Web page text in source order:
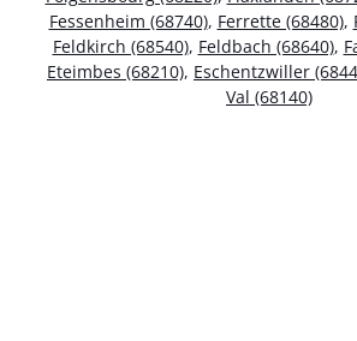
Fessenheim (68740), Ferrette (68480),
Feldkirch (68540), Feldbach (68640),
Eteimbes (68210), Eschentzwiller
Val (68140)